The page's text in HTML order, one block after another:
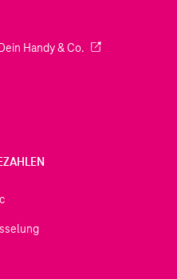
neuen Tab geöffnet)
Handy & Co. (Wird in einem